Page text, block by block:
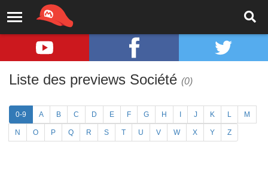
Liste des previews Société (0)
0-9 A B C D E F G H J K L M
N O P Q R S T U V W X Y Z